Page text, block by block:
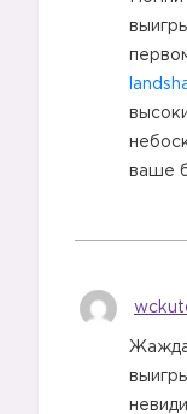
ваше
Жажда